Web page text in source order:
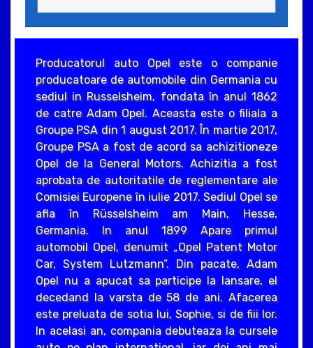
Producatorul auto Opel este o companie
producatoare de automobile din Germania cu
sediul in Russelsheim, fondata în anul 1862
de catre Adam Opel. Aceasta este o filiala a
Groupe PSA din 1 august 2017. În martie 2017,
Groupe PSA a fost de acord sa achizitioneze
Opel de la General Motors. Achizitia a fost
aprobata de autoritatile de reglementare ale
Comisiei Europene în iulie 2017. Sediul Opel se
afla în Rüsselsheim am Main, Hesse,
Germania. In anul 1899 Apare primul
automobil Opel, denumit „Opel Patent Motor
Car, System Lutzmann”. Din pacate, Adam
Opel nu a apucat sa participe la lansare, el
decedand la varsta de 58 de ani. Afacerea
este preluata de sotia lui, Sophie, si de fiii lor.
In acelasi an, compania debuteaza la cursele